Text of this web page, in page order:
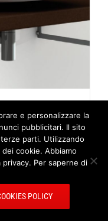
e personalizzare la
pubblicitari. Il sito
parti. Utilizzando
cookie. Abbiamo
Per saperne di
POLICY